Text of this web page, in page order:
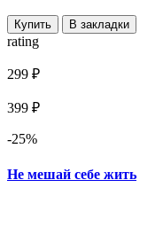
Купить В закладки
rating
299 ₽
399 ₽
-25%
Не мешай себе жить